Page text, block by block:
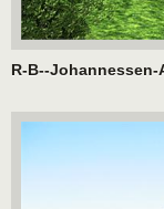
R-B--Johannessen-